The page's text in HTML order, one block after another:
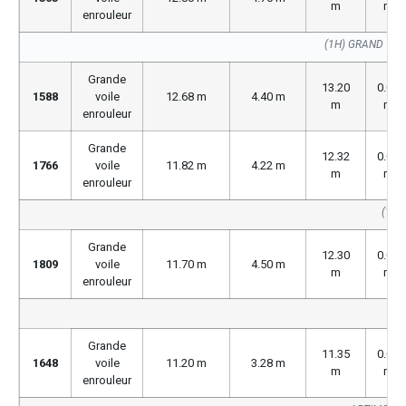
enrouleur
m
m
(1H) GRAND
1588
Grande
voile
enrouleur
12.68 m 4.40 m
13.20
m
0.00
m
1766
Grande
voile
enrouleur
11.82 m 4.22 m
12.32
m
0.00
m
1809
Grande
voile
enrouleur
11.70 m 4.50 m
12.30
m
0.00
m
1648
Grande
voile
enrouleur
11.20 m 3.28 m
11.35
m
0.00
m